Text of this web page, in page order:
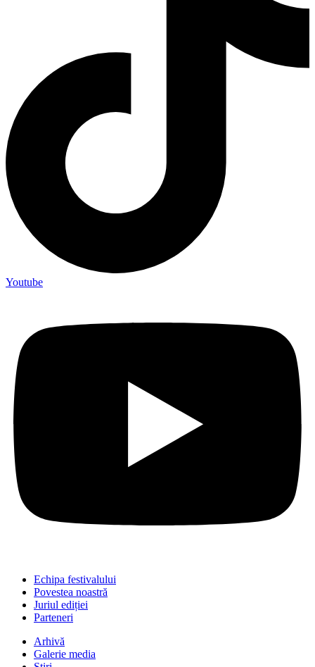
Youtube
Echipa festivalului
Povestea noastră
Juriul ediției
Parteneri
Arhivă
Galerie media